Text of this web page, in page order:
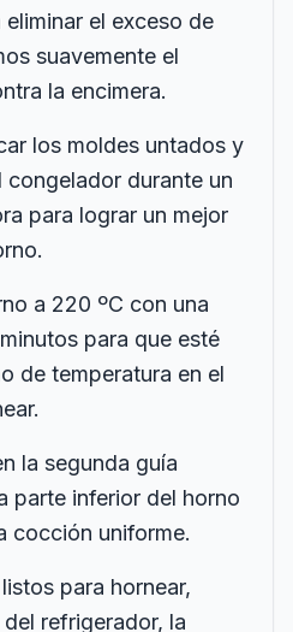
el exceso de
suavemente el
la encimera.
los moldes untados y
congelador durante un
para lograr un mejor
a 220 ºC con una
para que esté
de temperatura en el
la segunda guía
parte inferior del horno
cocción uniforme.
para hornear,
refrigerador, la